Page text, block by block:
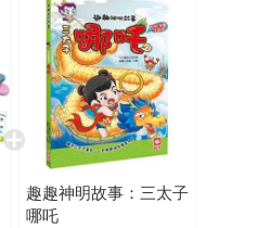
趣趣神明故事：三太子
哪吒